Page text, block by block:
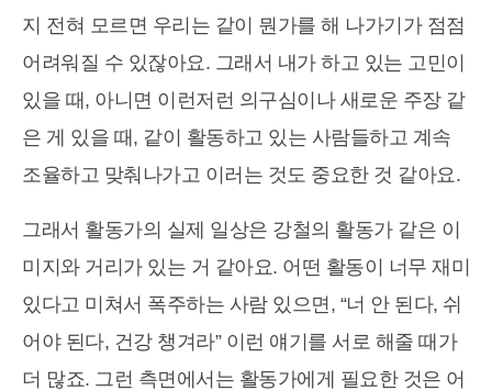
지 전혀 모르면 우리는 같이 뭔가를 해 나가기가 점점
어려워질 수 있잖아요. 그래서 내가 하고 있는 고민이
있을 때, 아니면 이런저런 의구심이나 새로운 주장 같
은 게 있을 때, 같이 활동하고 있는 사람들하고 계속
조율하고 맞춰나가고 이러는 것도 중요한 것 같아요.
그래서 활동가의 실제 일상은 강철의 활동가 같은 이
미지와 거리가 있는 거 같아요. 어떤 활동이 너무 재미
있다고 미쳐서 폭주하는 사람 있으면, “너 안 된다, 쉬
어야 된다, 건강 챙겨라” 이런 얘기를 서로 해줄 때가
더 많죠. 그런 측면에서는 활동가에게 필요한 것은 어